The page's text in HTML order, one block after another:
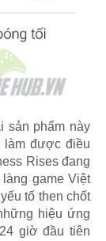
sản phẩm này
làm được điều
Rises đang
game Việt
tố then chốt
hiệu ứng
giờ đầu tiên